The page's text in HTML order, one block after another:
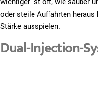
wichtiger ist oft, wie sauber
oder steile Auffahrten heraus
Stärke ausspielen.
Dual-Injection-